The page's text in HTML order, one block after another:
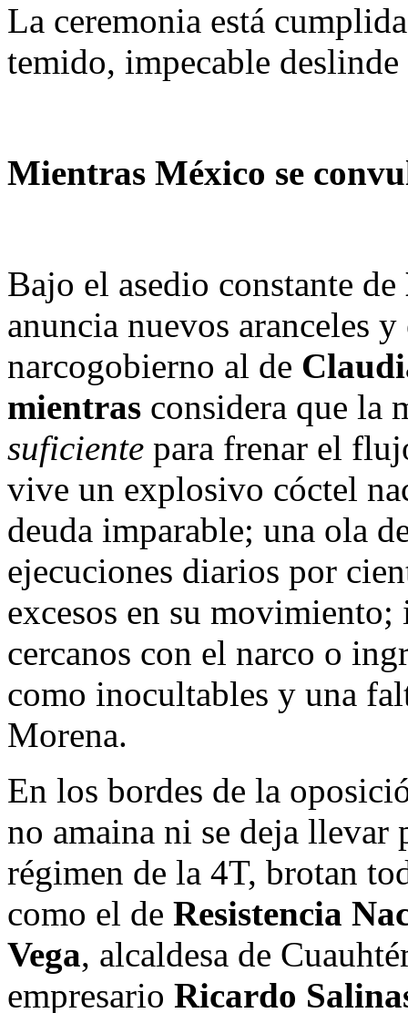
La ceremonia está
temido, impecable
Mientras México se
Bajo el asedio constante de
anuncia nuevos aranceles
narcogobierno al de
mientras considera que la
suficiente para frenar el
vive un explosivo cóctel
deuda imparable; una ola
ejecuciones diarios por
excesos en su
cercanos con el narco o
como inocultables y una
Morena.
En los bordes de la
no amaina ni se deja llevar
régimen de la 4T, brotan
como el de Resistencia
Vega, alcaldesa de
empresario Ricardo